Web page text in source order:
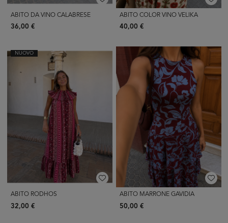
ABITO DA VINO CALABRESE
36,00 €
ABITO COLOR VINO VELIKA
40,00 €
NUOVO
ABITO RODHOS
32,00 €
ABITO MARRONE GAVIDIA
50,00 €